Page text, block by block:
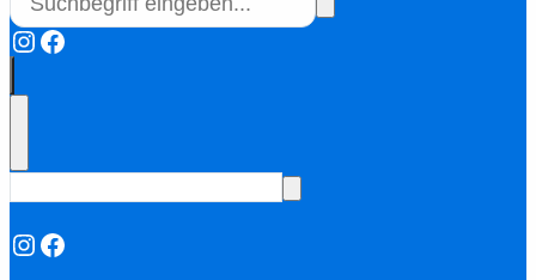
Instagram
Facebook
Instagram
Facebook